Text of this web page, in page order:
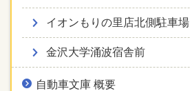
イオンもりの里店北側駐車場
金沢大学涌波宿舎前
自動車文庫 概要